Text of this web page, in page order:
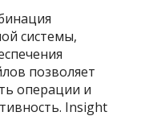
системы,
позволяет
операции и
Insight